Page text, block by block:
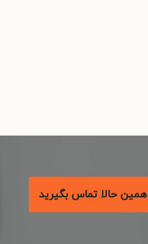
همین حالا تماس بگیرید